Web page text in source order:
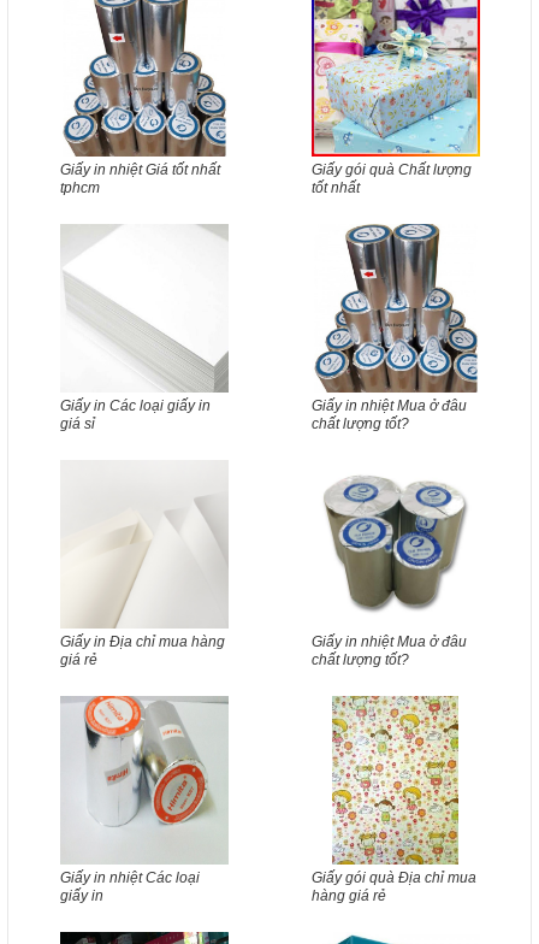
Giấy in nhiệt Giá tốt nhất
tphcm
Giấy gói quà Chất lượng
tốt nhất
Giấy in Các loại giấy in
giá sỉ
Giấy in nhiệt Mua ở đâu
chất lượng tốt?
Giấy in Địa chỉ mua hàng
giá rẻ
Giấy in nhiệt Mua ở đâu
chất lượng tốt?
Giấy in nhiệt Các loại
giấy in
Giấy gói quà Địa chỉ mua
hàng giá rẻ